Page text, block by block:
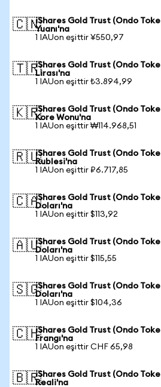
🇨🇳iShares Gold Trust (Ondo
Yuanı'na
1 IAUon eşittir ¥550,97
🇹🇷iShares Gold Trust (Ondo
Lirası'na
1 IAUon eşittir ₺3.894,99
🇰🇷iShares Gold Trust (Ondo
Kore Wonu'na
1 IAUon eşittir ₩114.968,51
🇷🇺iShares Gold Trust (Ondo
Rublesi'na
1 IAUon eşittir ₽6.717,85
🇨🇦iShares Gold Trust (Ondo
Doları'na
1 IAUon eşittir $113,92
🇦🇺iShares Gold Trust (Ondo
Doları'na
1 IAUon eşittir $115,55
🇸🇬iShares Gold Trust (Ondo
Doları'na
1 IAUon eşittir $104,36
🇨🇭iShares Gold Trust (Ondo
Frangı'na
1 IAUon eşittir CHF 65,98
🇧🇷iShares Gold Trust (Ondo
Reali'na